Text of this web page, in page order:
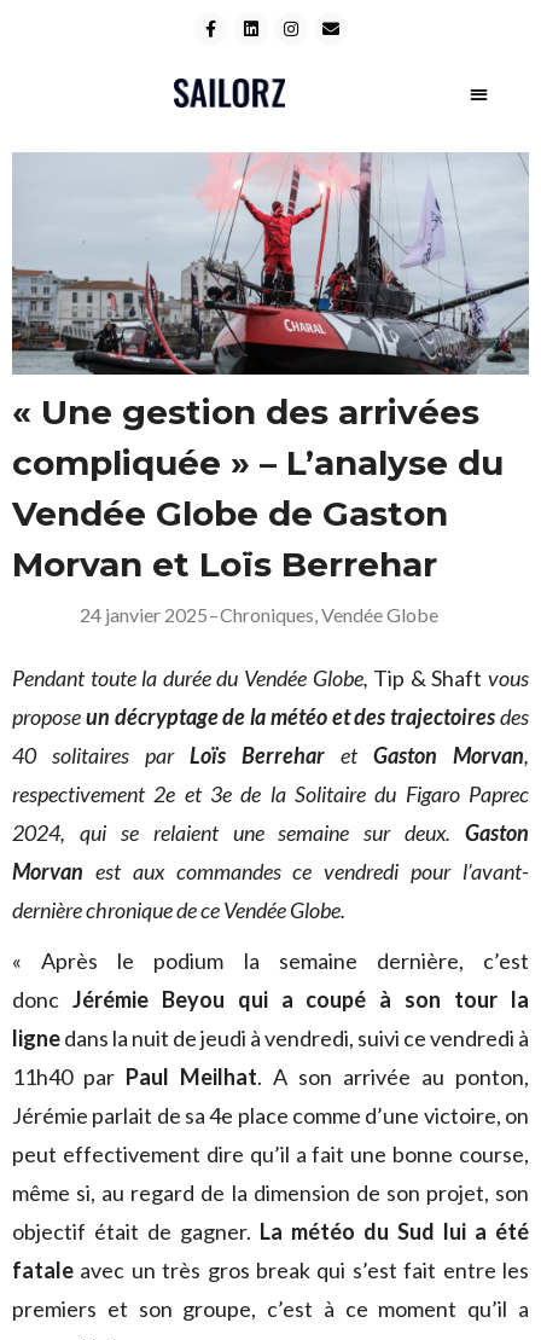
« Une gestion des arrivées
compliquée » – L’analyse du
Vendée Globe de Gaston
Morvan et Loïs Berrehar
24 janvier 2025–Chroniques,Vendée Globe
Pendant toute la durée du Vendée Globe, Tip & Shaft vous
proposeun décryptage de la météo et des trajectoiresdes
40 solitaires par Loïs Berrehar et Gaston Morvan,
respectivement 2e et 3e de la Solitaire du Figaro Paprec
2024, qui se relaient une semaine sur deux. Gaston
Morvan est aux commandes ce vendredi pour l’avant-
dernière chronique de ce Vendée Globe.
« Après le podium la semaine dernière, c’est
donc Jérémie Beyou qui a coupé à son tour la
lignedans la nuit de jeudi à vendredi, suivi ce vendredi à
11h40 par Paul Meilhat. A son arrivée au ponton,
Jérémie parlait de sa 4e place comme d’une victoire, on
peut effectivement dire qu’il a fait une bonne course,
même si, au regard de la dimension de son projet, son
objectif était de gagner. La météo du Sud lui a été
fatale avec un très gros break qui s’est fait entre les
premiers et son groupe, c’est à ce moment qu’il a